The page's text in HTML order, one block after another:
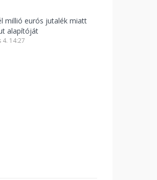
millió eurós jutalék miatt
alapítóját
4. 14:27